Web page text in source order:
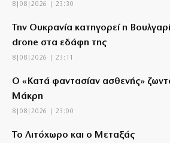
8|08|2026 | 23:30
Την Ουκρανία κατηγορεί η
drone στα εδάφη της
8|08|2026 | 23:11
Ο «Κατά φαντασίαν ασθενής»
Μάκρη
8|08|2026 | 23:00
Το Λιτόχωρο και ο Μεταξάς